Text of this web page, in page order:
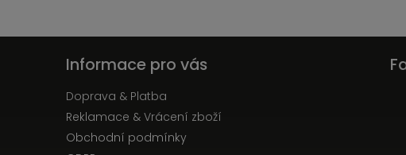
Informace pro vás
Doprava & Platba
Reklamace & Vrácení zboží
Obchodní podmínky